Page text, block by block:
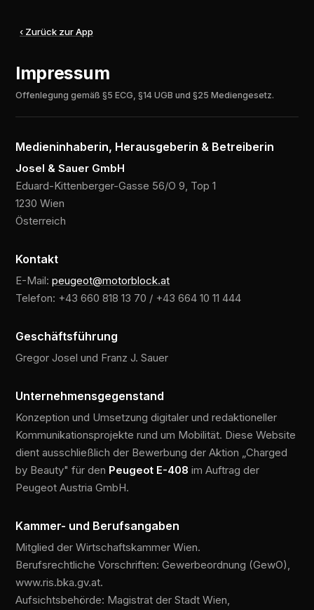
‹ Zurück zur App
Impressum
Offenlegung gemäß §5 ECG, §14 UGB und §25 Mediengesetz.
Medieninhaberin, Herausgeberin & Betreiberin
Josel & Sauer GmbH
Eduard-Kittenberger-Gasse 56/O 9, Top 1
1230 Wien
Österreich
Kontakt
E-Mail: peugeot@motorblock.at
Telefon: +43 660 818 13 70 / +43 664 10 11 444
Geschäftsführung
Gregor Josel und Franz J. Sauer
Unternehmensgegenstand
Konzeption und Umsetzung digitaler und redaktioneller
Kommunikationsprojekte rund um Mobilität. Diese Website
dient ausschließlich der Bewerbung der Aktion „Charged
by Beauty" für den Peugeot E-408 im Auftrag der
Peugeot Austria GmbH.
Kammer- und Berufsangaben
Mitglied der Wirtschaftskammer Wien.
Berufsrechtliche Vorschriften: Gewerbeordnung (GewO),
www.ris.bka.gv.at.
Aufsichtsbehörde: Magistrat der Stadt Wien,